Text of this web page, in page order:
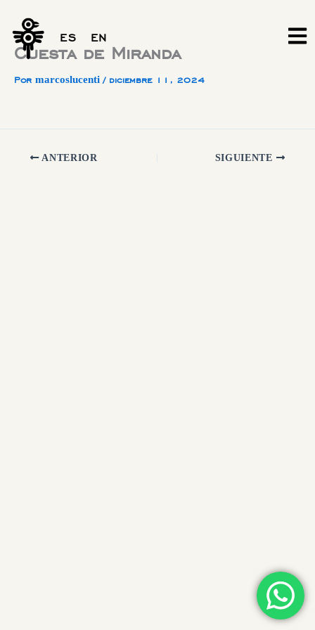
contenido
ES EN
Cuesta de Miranda
Por marcoslucenti / diciembre 11, 2024
ANTERIOR SIGUIENTE